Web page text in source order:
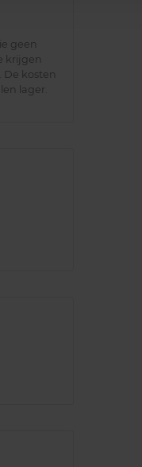
geen
krijgen
kosten
lager.